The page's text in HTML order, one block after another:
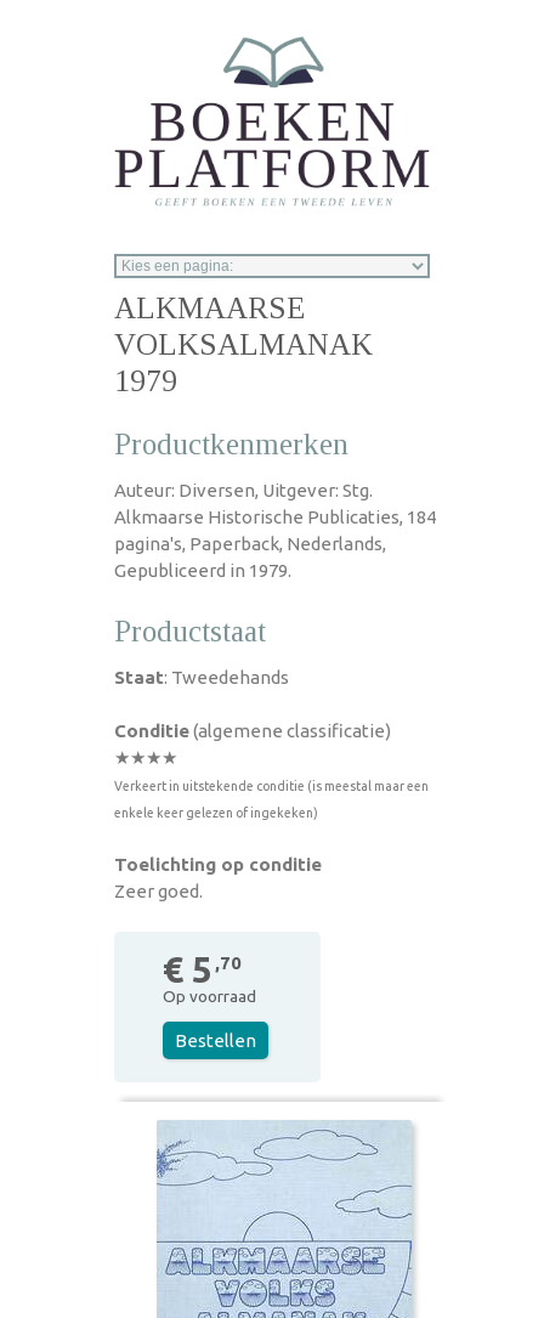
ALKMAARSE
VOLKSALMANAK
1979
Productkenmerken
Auteur: Diversen, Uitgever: Stg.
Alkmaarse Historische Publicaties, 184
pagina's, Paperback, Nederlands,
Gepubliceerd in 1979.
Productstaat
Staat: Tweedehands
Conditie(algemene classificatie)
★★★★
Verkeert in uitstekende conditie (is meestal maar een
enkele keer gelezen of ingekeken)
Toelichting op conditie
Zeer goed.
€ 5 ,70
Op voorraad
Bestellen